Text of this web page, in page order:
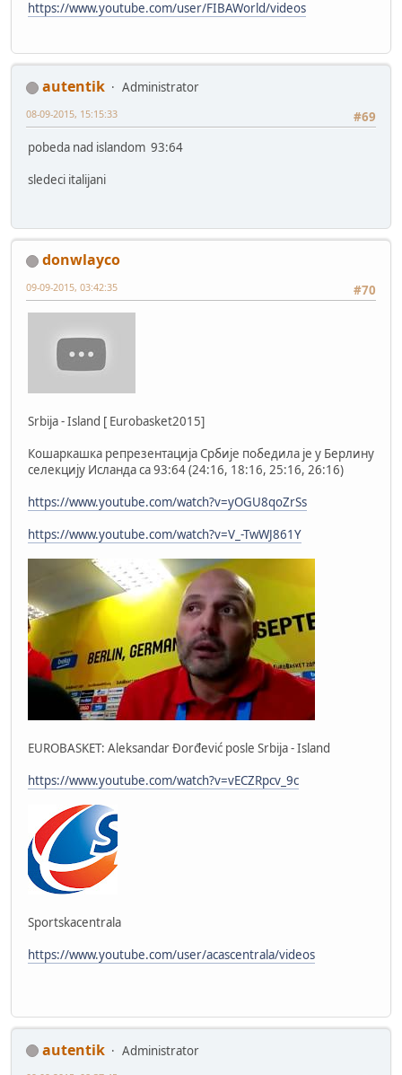
https://www.youtube.com/user/FIBAWorld/videos
autentik
Administrator
#69
08-09-2015, 15:15:33
pobeda nad islandom 93:64
sledeci italijani
donwlayco
#70
09-09-2015, 03:42:35
Srbija - Island [ Eurobasket2015]
Кошаркашка репрезентација Србије победила је у Берлину
селекцију Исланда са 93:64 (24:16, 18:16, 25:16, 26:16)
https://www.youtube.com/watch?v=yOGU8qoZrSs
https://www.youtube.com/watch?v=V_-TwWJ861Y
EUROBASKET: Aleksandar Đorđević posle Srbija - Island
https://www.youtube.com/watch?v=vECZRpcv_9c
Sportskacentrala
https://www.youtube.com/user/acascentrala/videos
autentik
Administrator